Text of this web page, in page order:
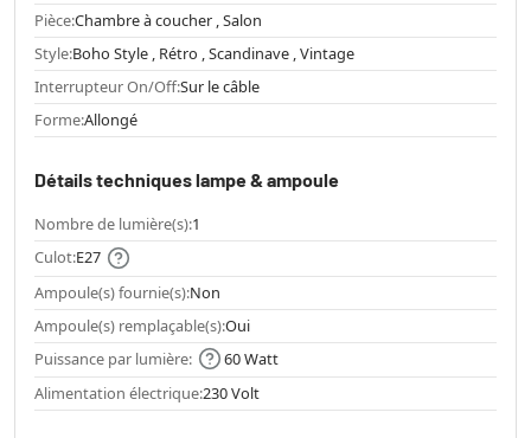
Pièce:Chambre à coucher , Salon
Style:Boho Style , Rétro , Scandinave , Vintage
Interrupteur On/Off:Sur le câble
Forme:Allongé
Détails techniques lampe & ampoule
Nombre de lumière(s):1
Culot:E27
Ampoule(s) fournie(s):Non
Ampoule(s) remplaçable(s):Oui
Puissance par lumière:
60 Watt
Alimentation électrique:230 Volt